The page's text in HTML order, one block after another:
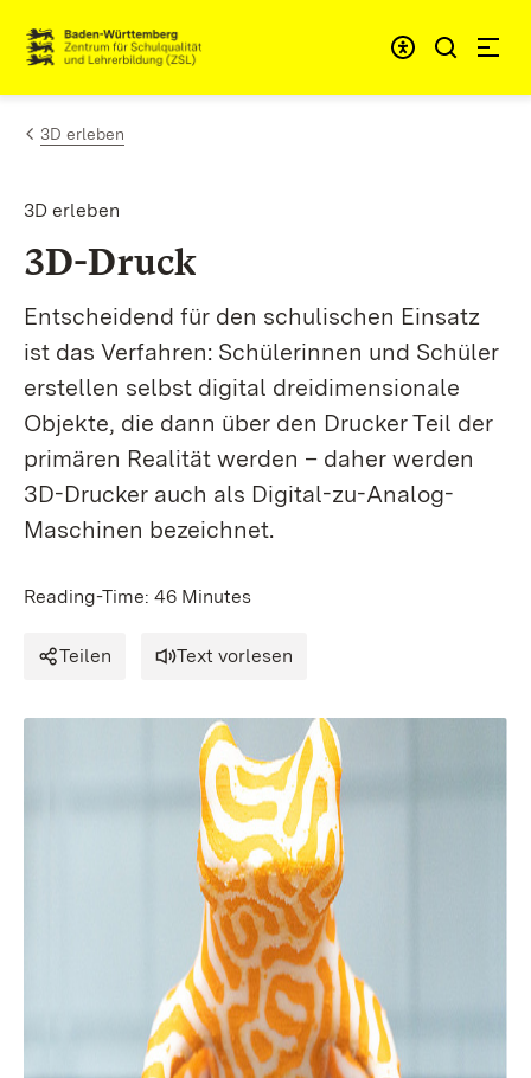
Skip to content
Link to homepage
3D erleben
3D erleben
3D-Druck
Entscheidend für den schulischen Einsatz
ist das Verfahren: Schülerinnen und Schüler
erstellen selbst digital dreidimensionale
Objekte, die dann über den Drucker Teil der
primären Realität werden – daher werden
3D-Drucker auch als Digital-zu-Analog-
Maschinen bezeichnet.
Reading-Time: 46 Minutes
Teilen Text vorlesen